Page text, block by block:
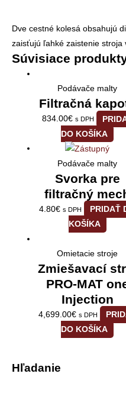
Hľadanie
Dve cestné kolesá obsahujú
zaisťujú ľahké zaistenie stroja
Súvisiace
Podávače malty
Filtračná
834.00€ s DPH
DO KOŠÍKA
Podávače malty
Svorka pre
filtračný
4.80€ s DPH
PRIDAŤ
KOŠÍKA
Omietacie stroje
Zmiešavací
PRO-MAT
Injection
4,699.00€ s DPH
DO KOŠÍKA